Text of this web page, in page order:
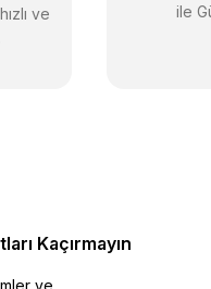
ve
ile
Kaçırmayın
ve